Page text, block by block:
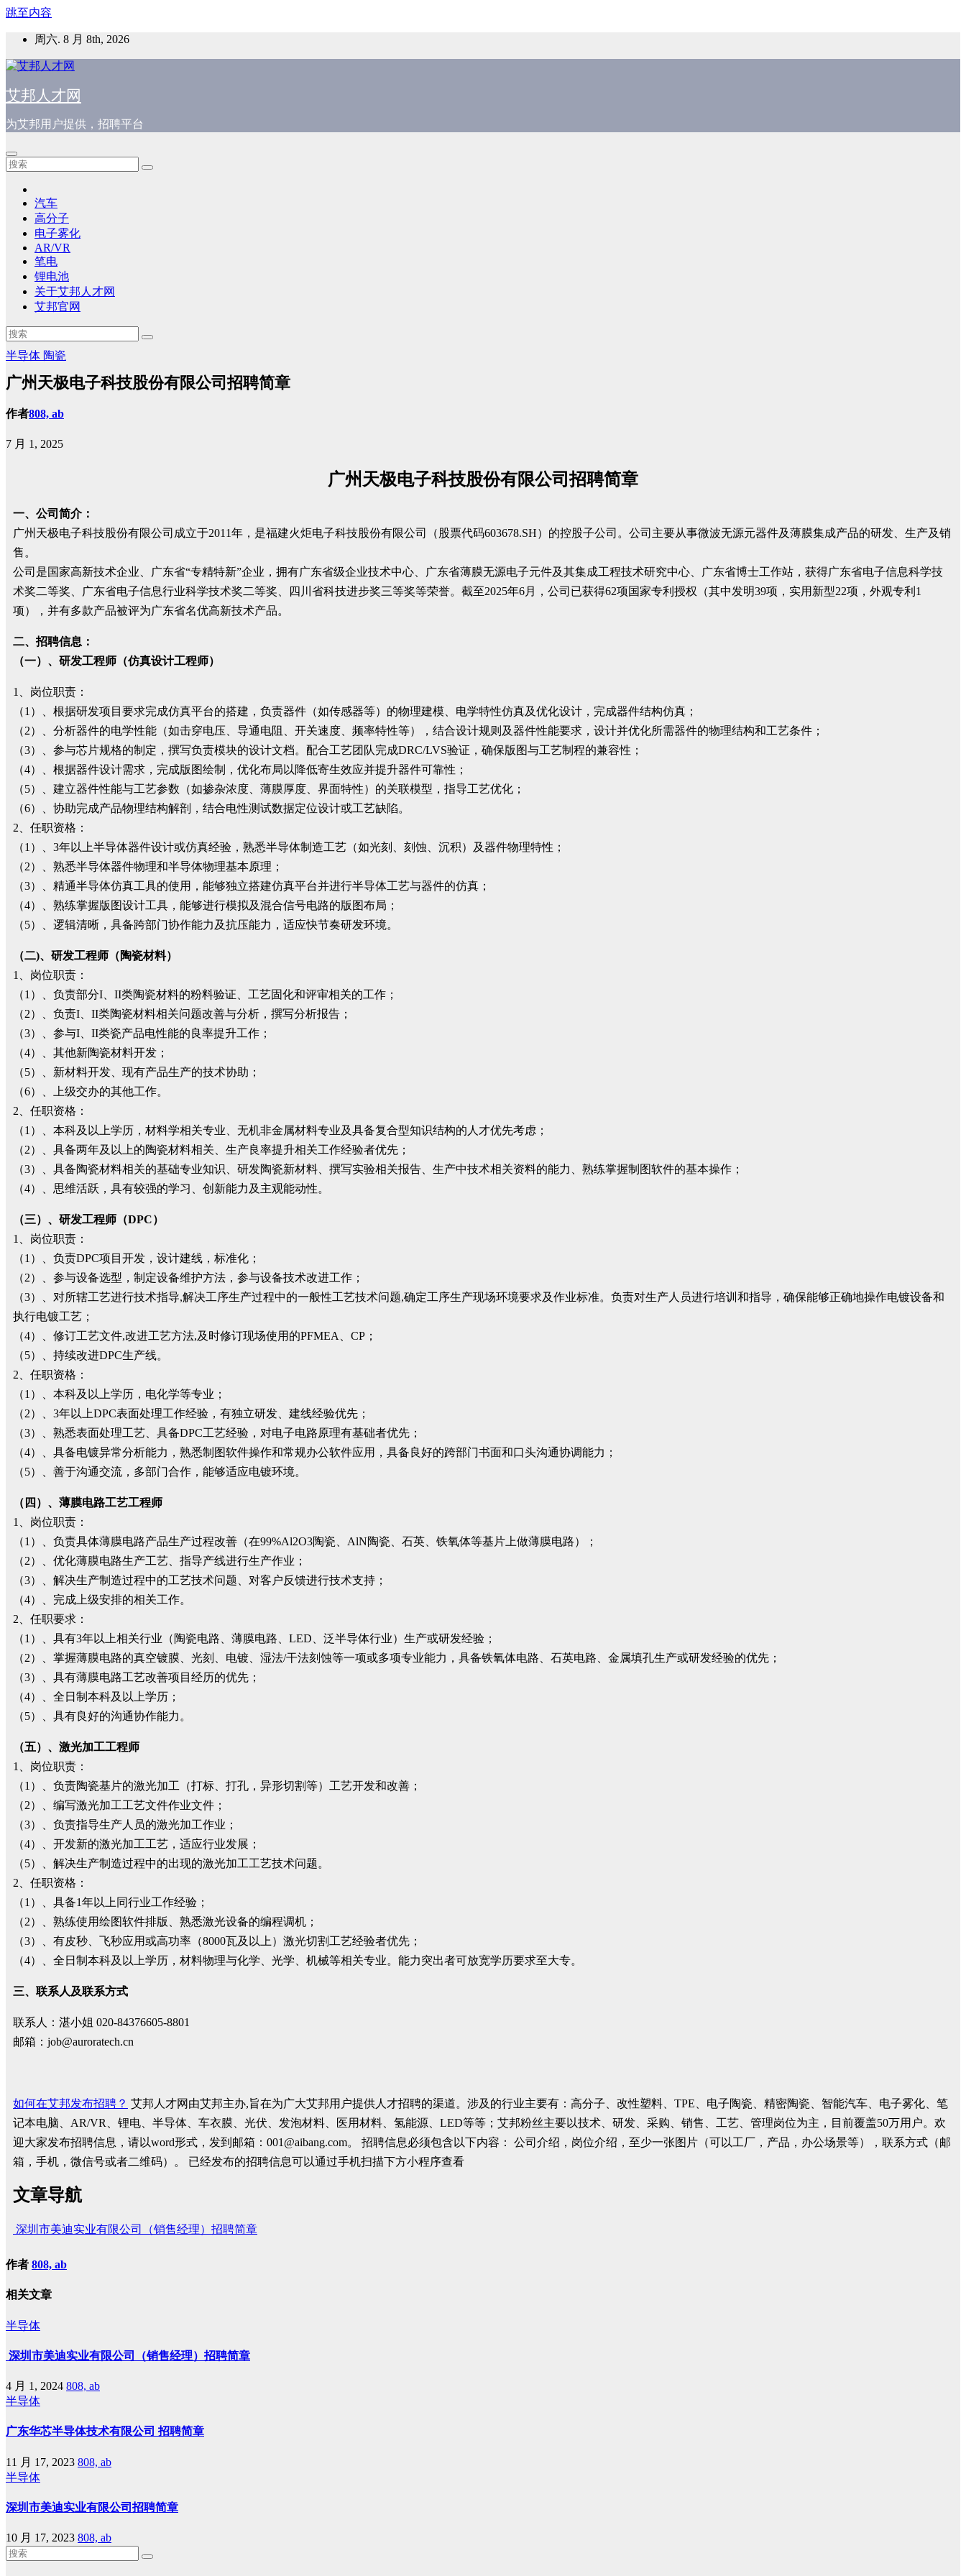
跳至内容
周六. 8 月 8th, 2026
艾邦人才网
为艾邦用户提供，招聘平台
汽车
高分子
电子雾化
AR/VR
笔电
锂电池
关于艾邦人才网
艾邦官网
半导体 陶瓷
广州天极电子科技股份有限公司招聘简章
作者808, ab
7 月 1, 2025
广州天极电子科技股份有限公司招聘简章
一、公司简介：
广州天极电子科技股份有限公司成立于2011年，是福建火炬电子科技股份有限公司（股票代码603678.SH）的控股子公司。公司主要从事微波无源元器件及薄膜集成产品的研发、生产及销
售。
公司是国家高新技术企业、广东省“专精特新”企业，拥有广东省级企业技术中心、广东省薄膜无源电子元件及其集成工程技术研究中心、广东省博士工作站，获得广东省电子信息科学技
术奖二等奖、广东省电子信息行业科学技术奖二等奖、四川省科技进步奖三等奖等荣誉。截至2025年6月，公司已获得62项国家专利授权（其中发明39项，实用新型22项，外观专利1
项），并有多款产品被评为广东省名优高新技术产品。
二、招聘信息：
（一）、研发工程师（仿真设计工程师）
1、岗位职责：
（1）、根据研发项目要求完成仿真平台的搭建，负责器件（如传感器等）的物理建模、电学特性仿真及优化设计，完成器件结构仿真；
（2）、分析器件的电学性能（如击穿电压、导通电阻、开关速度、频率特性等），结合设计规则及器件性能要求，设计并优化所需器件的物理结构和工艺条件；
（3）、参与芯片规格的制定，撰写负责模块的设计文档。配合工艺团队完成DRC/LVS验证，确保版图与工艺制程的兼容性；
（4）、根据器件设计需求，完成版图绘制，优化布局以降低寄生效应并提升器件可靠性；
（5）、建立器件性能与工艺参数（如掺杂浓度、薄膜厚度、界面特性）的关联模型，指导工艺优化；
（6）、协助完成产品物理结构解剖，结合电性测试数据定位设计或工艺缺陷。
2、任职资格：
（1）、3年以上半导体器件设计或仿真经验，熟悉半导体制造工艺（如光刻、刻蚀、沉积）及器件物理特性；
（2）、熟悉半导体器件物理和半导体物理基本原理；
（3）、精通半导体仿真工具的使用，能够独立搭建仿真平台并进行半导体工艺与器件的仿真；
（4）、熟练掌握版图设计工具，能够进行模拟及混合信号电路的版图布局；
（5）、逻辑清晰，具备跨部门协作能力及抗压能力，适应快节奏研发环境。
（二)、研发工程师（陶瓷材料）
1、岗位职责：
（1）、负责部分I、II类陶瓷材料的粉料验证、工艺固化和评审相关的工作；
（2）、负责I、II类陶瓷材料相关问题改善与分析，撰写分析报告；
（3）、参与I、II类瓷产品电性能的良率提升工作；
（4）、其他新陶瓷材料开发；
（5）、新材料开发、现有产品生产的技术协助；
（6）、上级交办的其他工作。
2、任职资格：
（1）、本科及以上学历，材料学相关专业、无机非金属材料专业及具备复合型知识结构的人才优先考虑；
（2）、具备两年及以上的陶瓷材料相关、生产良率提升相关工作经验者优先；
（3）、具备陶瓷材料相关的基础专业知识、研发陶瓷新材料、撰写实验相关报告、生产中技术相关资料的能力、熟练掌握制图软件的基本操作；
（4）、思维活跃，具有较强的学习、创新能力及主观能动性。
（三）、研发工程师（DPC）
1、岗位职责：
（1）、负责DPC项目开发，设计建线，标准化；
（2）、参与设备选型，制定设备维护方法，参与设备技术改进工作；
（3）、对所辖工艺进行技术指导,解决工序生产过程中的一般性工艺技术问题,确定工序生产现场环境要求及作业标准。负责对生产人员进行培训和指导，确保能够正确地操作电镀设备和
执行电镀工艺；
（4）、修订工艺文件,改进工艺方法,及时修订现场使用的PFMEA、CP；
（5）、持续改进DPC生产线。
2、任职资格：
（1）、本科及以上学历，电化学等专业；
（2）、3年以上DPC表面处理工作经验，有独立研发、建线经验优先；
（3）、熟悉表面处理工艺、具备DPC工艺经验，对电子电路原理有基础者优先；
（4）、具备电镀异常分析能力，熟悉制图软件操作和常规办公软件应用，具备良好的跨部门书面和口头沟通协调能力；
（5）、善于沟通交流，多部门合作，能够适应电镀环境。
（四）、薄膜电路工艺工程师
1、岗位职责：
（1）、负责具体薄膜电路产品生产过程改善（在99%Al2O3陶瓷、AlN陶瓷、石英、铁氧体等基片上做薄膜电路）；
（2）、优化薄膜电路生产工艺、指导产线进行生产作业；
（3）、解决生产制造过程中的工艺技术问题、对客户反馈进行技术支持；
（4）、完成上级安排的相关工作。
2、任职要求：
（1）、具有3年以上相关行业（陶瓷电路、薄膜电路、LED、泛半导体行业）生产或研发经验；
（2）、掌握薄膜电路的真空镀膜、光刻、电镀、湿法/干法刻蚀等一项或多项专业能力，具备铁氧体电路、石英电路、金属填孔生产或研发经验的优先；
（3）、具有薄膜电路工艺改善项目经历的优先；
（4）、全日制本科及以上学历；
（5）、具有良好的沟通协作能力。
（五）、激光加工工程师
1、岗位职责：
（1）、负责陶瓷基片的激光加工（打标、打孔，异形切割等）工艺开发和改善；
（2）、编写激光加工工艺文件作业文件；
（3）、负责指导生产人员的激光加工作业；
（4）、开发新的激光加工工艺，适应行业发展；
（5）、解决生产制造过程中的出现的激光加工工艺技术问题。
2、任职资格：
（1）、具备1年以上同行业工作经验；
（2）、熟练使用绘图软件排版、熟悉激光设备的编程调机；
（3）、有皮秒、飞秒应用或高功率（8000瓦及以上）激光切割工艺经验者优先；
（4）、全日制本科及以上学历，材料物理与化学、光学、机械等相关专业。能力突出者可放宽学历要求至大专。
三、联系人及联系方式
联系人：湛小姐 020-84376605-8801
邮箱：job@auroratech.cn
如何在艾邦发布招聘？ 艾邦人才网由艾邦主办,旨在为广大艾邦用户提供人才招聘的渠道。涉及的行业主要有：高分子、改性塑料、TPE、电子陶瓷、精密陶瓷、智能汽车、电子雾化、笔
记本电脑、AR/VR、锂电、半导体、车衣膜、光伏、发泡材料、医用材料、氢能源、LED等等；艾邦粉丝主要以技术、研发、采购、销售、工艺、管理岗位为主，目前覆盖50万用户。欢
迎大家发布招聘信息，请以word形式，发到邮箱：001@aibang.com。 招聘信息必须包含以下内容： 公司介绍，岗位介绍，至少一张图片（可以工厂，产品，办公场景等），联系方式（邮
箱，手机，微信号或者二维码）。 已经发布的招聘信息可以通过手机扫描下方小程序查看
文章导航
深圳市美迪实业有限公司（销售经理）招聘简章
作者 808, ab
相关文章
半导体
深圳市美迪实业有限公司（销售经理）招聘简章
4 月 1, 2024 808, ab
半导体
广东华芯半导体技术有限公司 招聘简章
11 月 17, 2023 808, ab
半导体
深圳市美迪实业有限公司招聘简章
10 月 17, 2023 808, ab